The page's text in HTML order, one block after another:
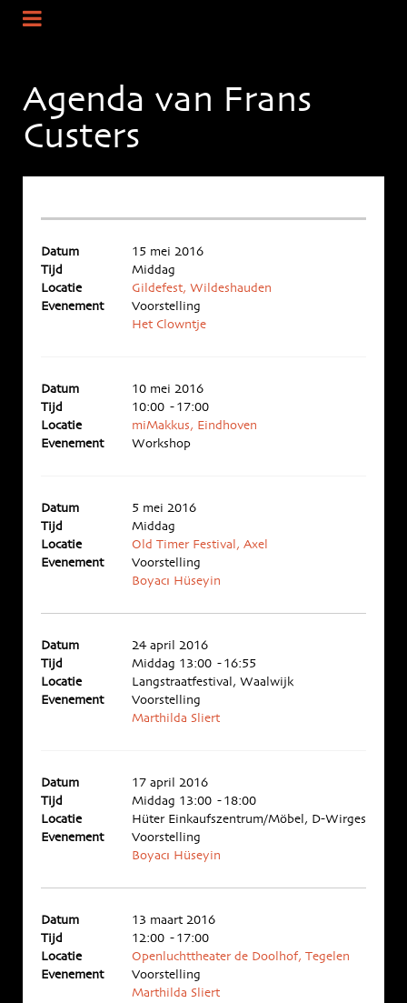
Agenda van Frans
Custers
Datum
15 mei 2016
Tijd
Middag
Locatie
Gildefest, Wildeshauden
Evenement
Voorstelling
Het Clowntje
Datum
10 mei 2016
Tijd
10:00 - 17:00
Locatie
miMakkus, Eindhoven
Evenement
Workshop
Datum
5 mei 2016
Tijd
Middag
Locatie
Old Timer Festival, Axel
Evenement
Voorstelling
Boyacı Hüseyin
Datum
24 april 2016
Tijd
Middag 13:00 - 16:55
Locatie
Langstraatfestival, Waalwijk
Evenement
Voorstelling
Marthilda Sliert
Datum
17 april 2016
Tijd
Middag 13:00 - 18:00
Locatie
Hüter Einkaufszentrum/Möbel, D-Wirges
Evenement
Voorstelling
Boyacı Hüseyin
Datum
13 maart 2016
Tijd
12:00 - 17:00
Locatie
Openluchttheater de Doolhof, Tegelen
Evenement
Voorstelling
Marthilda Sliert